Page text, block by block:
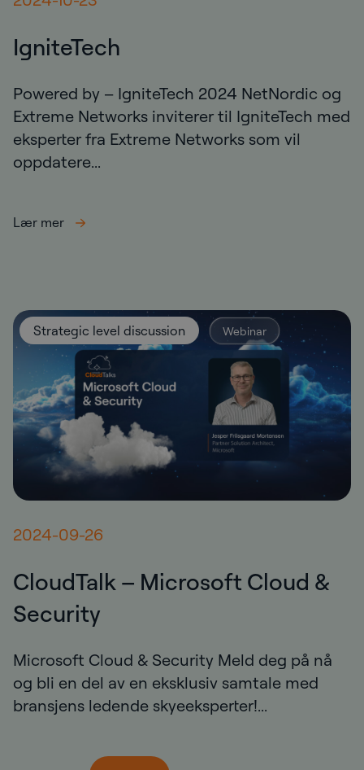
IgniteTech
Powered by – IgniteTech 2024 NetNordic og
Extreme Networks inviterer til IgniteTech med
eksperter fra Extreme Networks som vil
oppdatere...
Lær mer
Strategic level discussion Webinar
2024-09-26
CloudTalk – Microsoft Cloud &
Security
Microsoft Cloud & Security Meld deg på nå
og bli en del av en eksklusiv samtale med
bransjens ledende skyeeksperter!...